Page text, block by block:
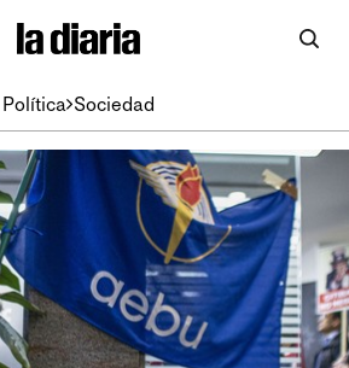
Política Sociedad